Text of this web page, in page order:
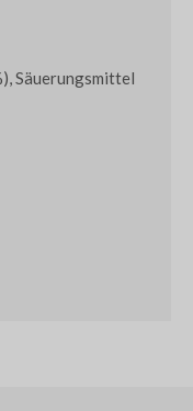
Säuerungsmittel